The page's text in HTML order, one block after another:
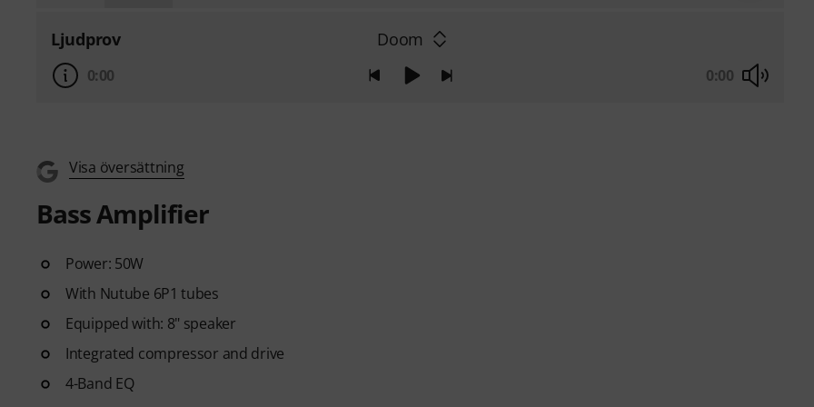
Ljudprov Doom
0:00 0:00
Visa översättning
Bass Amplifier
Power: 50W
With Nutube 6P1 tubes
Equipped with: 8" speaker
Integrated compressor and drive
4-Band EQ